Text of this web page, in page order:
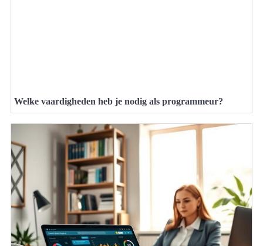
Welke vaardigheden heb je nodig als programmeur?